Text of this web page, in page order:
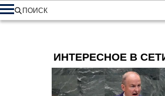
ПОИСК